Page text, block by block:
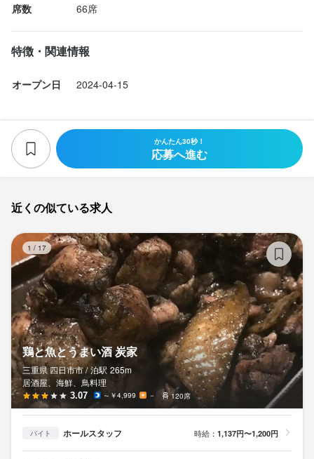
席数 66席
特徴・関連情報
オープン日 2024-04-15
かんたん30秒！
応募へ進む
近くの似ている求人
1 / 17
鶏と魚とうまい酒 炭家
三重県 四日市市 / 泊駅 265m
居酒屋、海鮮、鳥料理
3.07 ～￥4,999 － 120席
バイト ホールスタッフ 時給： 1,137円〜1,200円